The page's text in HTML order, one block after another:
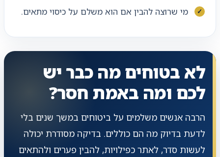
מי שרוצה להבין אם הוא משלם על כיסוי מתאים.
לא בטוחים מה כבר יש
לכם ומה באמת חסר?
הרבה אנשים משלמים על ביטוחים במשך שנים בלי
לדעת בדיוק מה הם כוללים. בדיקה מסודרת יכולה
לעשות סדר, לאתר כפילויות, להבין פערים ולהתאים